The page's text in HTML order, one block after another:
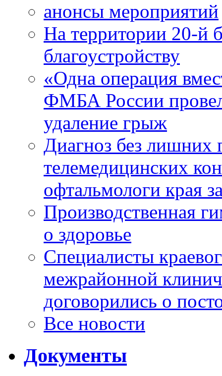
анонсы мероприятий
На территории 20-й
благоустройству
«Одна операция
ФМБА России
удаление грыж
Диагноз без лишних
телемедицинских
офтальмологи края
Производственная
о здоровье
Специалисты
межрайонной
договорились о
Все новости
Документы